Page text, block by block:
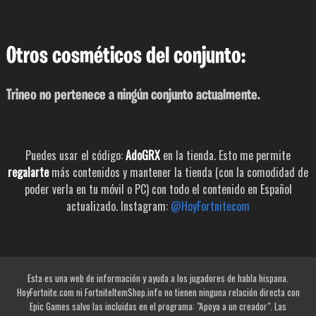
Otros cosméticos del conjunto:
Trineo no pertenece a ningún conjunto actualmente.
Puedes usar el código:AdoGRXen la tienda. Esto me permite
regalartemás contenidos y mantener la tienda (con la comodidad de
poder verla en tu móvil o PC) con todo el contenido en Español
actualizado. Instagram: @HoyFortnitecom
Esta es una web de información y ayuda a los jugadores de habla hispana.
HoyFortnite.com ni FortniteItemShop.info no tienen ninguna relación directa con
Epic Games salvo las incluidas en el programa: "Apoya a un creador". Las